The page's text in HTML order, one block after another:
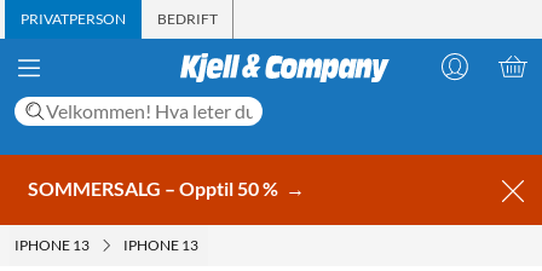
PRIVATPERSON BEDRIFT
SOMMERSALG – Opptil 50 % →
IPHONE 13 IPHONE 13